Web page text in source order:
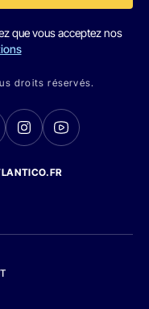
que vous acceptez nos
droits réservés.